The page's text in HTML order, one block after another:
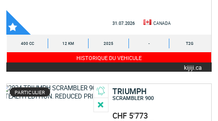
31.07.2026 CANADA
400 CC 12 KM 2025 - T2G
HISTORIQUE DU VEHICULE
kijiji.ca
PARTICULIER TRIUMPH
SCRAMBLER 900
CHF 5'773